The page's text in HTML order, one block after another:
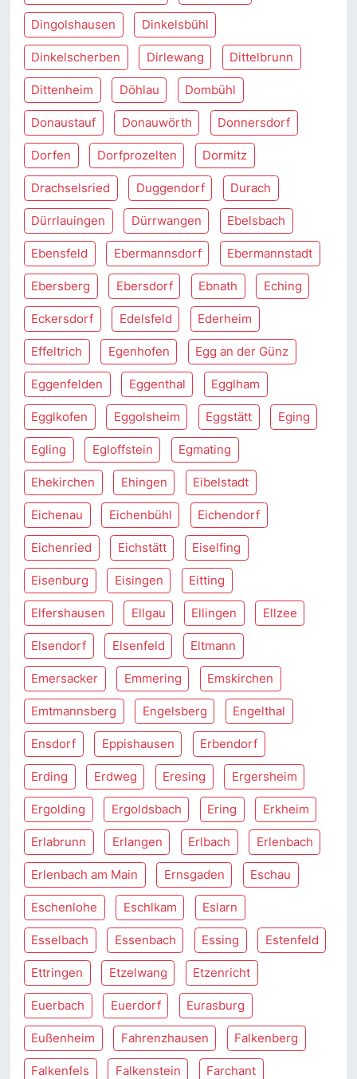
Dingolshausen Dinkelsbühl
Dinkelscherben Dirlewang Dittelbrunn
Dittenheim Döhlau Dombühl
Donaustauf Donauwörth Donnersdorf
Dorfen Dorfprozelten Dormitz
Drachselsried Duggendorf Durach
Dürrlauingen Dürrwangen Ebelsbach
Ebensfeld Ebermannsdorf Ebermannstadt
Ebersberg Ebersdorf Ebnath Eching
Eckersdorf Edelsfeld Ederheim
Effeltrich Egenhofen Egg an der Günz
Eggenfelden Eggenthal Egglham
Egglkofen Eggolsheim Eggstätt Eging
Egling Egloffstein Egmating
Ehekirchen Ehingen Eibelstadt
Eichenau Eichenbühl Eichendorf
Eichenried Eichstätt Eiselfing
Eisenburg Eisingen Eitting
Elfershausen Ellgau Ellingen Ellzee
Elsendorf Elsenfeld Eltmann
Emersacker Emmering Emskirchen
Emtmannsberg Engelsberg Engelthal
Ensdorf Eppishausen Erbendorf
Erding Erdweg Eresing Ergersheim
Ergolding Ergoldsbach Ering Erkheim
Erlabrunn Erlangen Erlbach Erlenbach
Erlenbach am Main Ernsgaden Eschau
Eschenlohe Eschlkam Eslarn
Esselbach Essenbach Essing Estenfeld
Ettringen Etzelwang Etzenricht
Euerbach Euerdorf Eurasburg
Eußenheim Fahrenzhausen Falkenberg
Falkenfels Falkenstein Farchant